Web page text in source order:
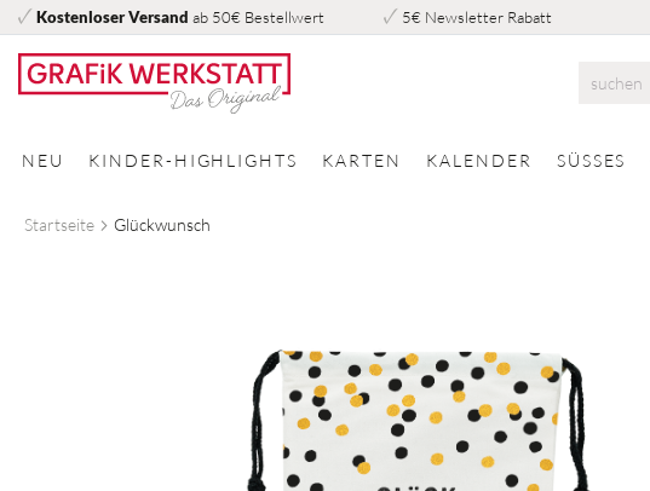
Kostenloser Versand ab 50€ Bestellwert 5€ Newsletter Rabatt
Direkt
zum
NEU KINDER-HIGHLIGHTS KARTEN KALENDER SÜSSES
Startseite Glückwunsch